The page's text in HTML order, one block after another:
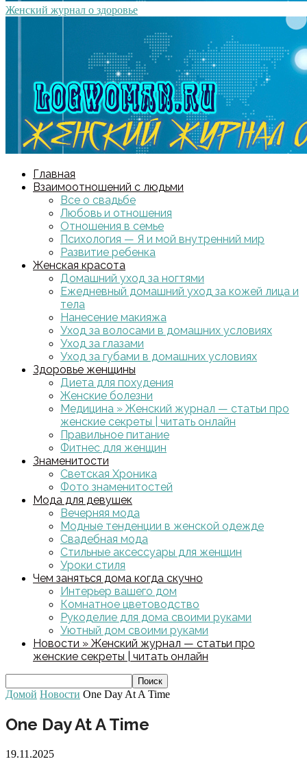
Женский журнал о здоровье
Главная
Взаимоотношений с людьми
Все о свадьбе
Любовь и отношения
Отношения в семье
Психология — Я и мой внутренний мир
Развитие ребенка
Женская красота
Домашний уход за ногтями
Ежедневный домашний уход за кожей лица и
тела
Нанесение макияжа
Уход за волосами в домашних условиях
Уход за глазами
Уход за губами в домашних условиях
Здоровье женщины
Диета для похудения
Женские болезни
Медицина » Женский журнал — статьи про
женские секреты | читать онлайн
Правильное питание
Фитнес для женщин
Знаменитости
Светская Хроника
Фото знаменитостей
Мода для девушек
Вечерняя мода
Модные тенденции в женской одежде
Свадебная мода
Стильные аксессуары для женщин
Уроки стиля
Чем заняться дома когда скучно
Интерьер вашего дом
Комнатное цветоводство
Рукоделие для дома своими руками
Уютный дом своими руками
Новости » Женский журнал — статьи про
женские секреты | читать онлайн
Домой Новости One Day At A Time
One Day At A Time
19.11.2025